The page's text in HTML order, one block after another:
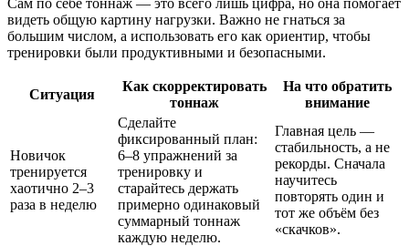
видеть общую картину нагрузки. Важно не гнаться за
большим числом, а использовать его как ориентир, чтобы
тренировки были продуктивными и безопасными.
Ситуация
Как скорректировать
тоннаж
На что обратить
внимание
Новичок
тренируется
хаотично 2–3
раза в неделю
Сделайте
фиксированный план:
6–8 упражнений за
тренировку и
старайтесь держать
примерно одинаковый
суммарный тоннаж
каждую неделю.
Главная цель —
стабильность, а не
рекорды. Сначала
научитесь
повторять один и
тот же объём без
«скачков».